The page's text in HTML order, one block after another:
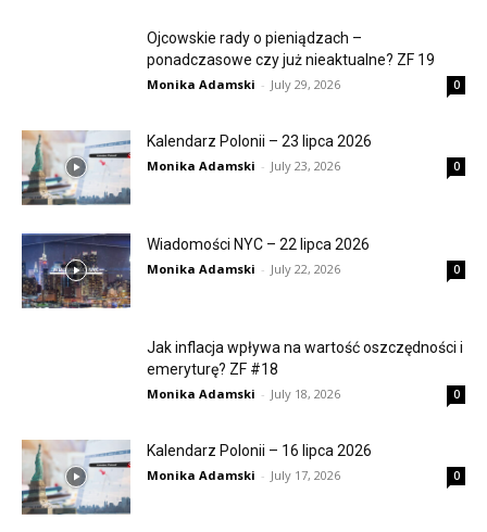
Ojcowskie rady o pieniądzach –
ponadczasowe czy już nieaktualne? ZF 19
Monika Adamski - July 29, 2026 0
Kalendarz Polonii – 23 lipca 2026
Monika Adamski - July 23, 2026 0
Wiadomości NYC – 22 lipca 2026
Monika Adamski - July 22, 2026 0
Jak inflacja wpływa na wartość oszczędności i
emeryturę? ZF #18
Monika Adamski - July 18, 2026 0
Kalendarz Polonii – 16 lipca 2026
Monika Adamski - July 17, 2026 0